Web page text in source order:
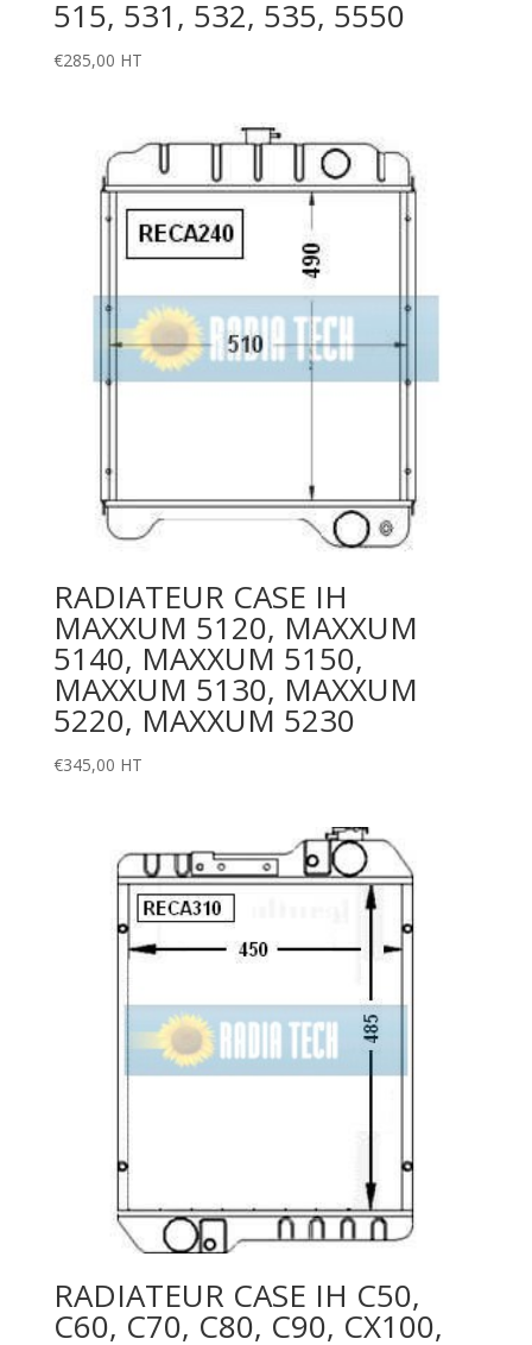
515, 531, 532, 535, 5550
€285,00 HT
RADIATEUR CASE IH
MAXXUM 5120, MAXXUM
5140, MAXXUM 5150,
MAXXUM 5130, MAXXUM
5220, MAXXUM 5230
€345,00 HT
RADIATEUR CASE IH C50,
C60, C70, C80, C90, CX100,